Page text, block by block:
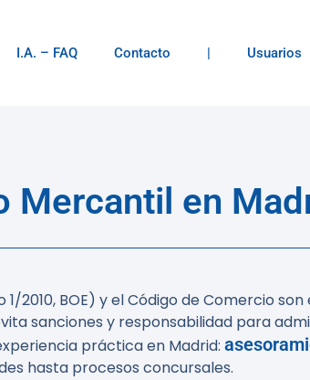
I.A. – FAQ Contacto | Usuarios
Mercantil en
2010, BOE) y el Código de Comercio
sanciones y responsabilidad para
práctica en Madrid:
hasta procesos concursales.